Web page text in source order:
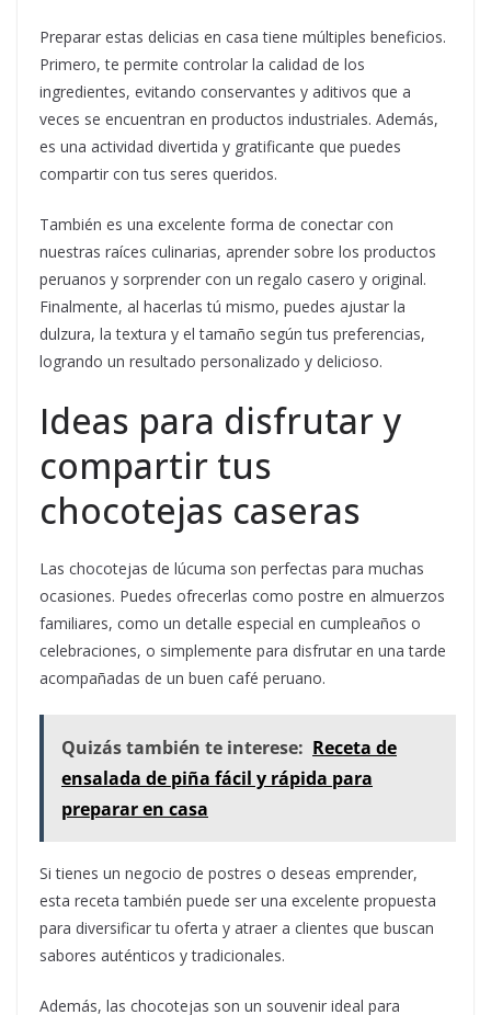
Preparar estas delicias en casa tiene múltiples beneficios.
Primero, te permite controlar la calidad de los
ingredientes, evitando conservantes y aditivos que a
veces se encuentran en productos industriales. Además,
es una actividad divertida y gratificante que puedes
compartir con tus seres queridos.
También es una excelente forma de conectar con
nuestras raíces culinarias, aprender sobre los productos
peruanos y sorprender con un regalo casero y original.
Finalmente, al hacerlas tú mismo, puedes ajustar la
dulzura, la textura y el tamaño según tus preferencias,
logrando un resultado personalizado y delicioso.
Ideas para disfrutar y
compartir tus
chocotejas caseras
Las chocotejas de lúcuma son perfectas para muchas
ocasiones. Puedes ofrecerlas como postre en almuerzos
familiares, como un detalle especial en cumpleaños o
celebraciones, o simplemente para disfrutar en una tarde
acompañadas de un buen café peruano.
Quizás también te interese: Receta de
ensalada de piña fácil y rápida para
preparar en casa
Si tienes un negocio de postres o deseas emprender,
esta receta también puede ser una excelente propuesta
para diversificar tu oferta y atraer a clientes que buscan
sabores auténticos y tradicionales.
Además, las chocotejas son un souvenir ideal para